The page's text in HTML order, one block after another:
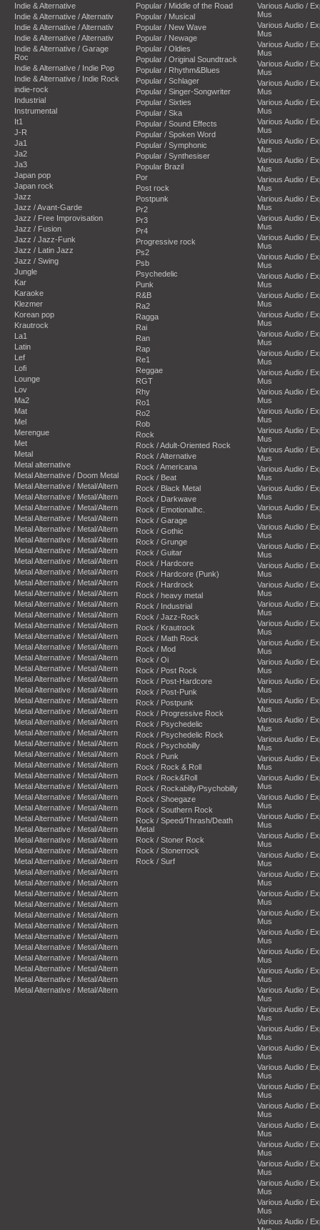
Indie & Alternative
Indie & Alternative / Alternativ
Indie & Alternative / Alternativ
Indie & Alternative / Alternativ
Indie & Alternative / Garage
Roc
Indie & Alternative / Indie Pop
Indie & Alternative / Indie Rock
indie-rock
Industrial
Instrumental
It1
J-R
Ja1
Ja2
Ja3
Japan pop
Japan rock
Jazz
Jazz / Avant-Garde
Jazz / Free Improvisation
Jazz / Fusion
Jazz / Jazz-Funk
Jazz / Latin Jazz
Jazz / Swing
Jungle
Kar
Karaoke
Klezmer
Korean pop
Krautrock
La1
Latin
Lef
Lofi
Lounge
Lov
Ma2
Mat
Mel
Merengue
Met
Metal
Metal alternative
Metal Alternative / Doom Metal
Metal Alternative / Metal/Altern
Metal Alternative / Metal/Altern
Metal Alternative / Metal/Altern
Metal Alternative / Metal/Altern
Metal Alternative / Metal/Altern
Metal Alternative / Metal/Altern
Metal Alternative / Metal/Altern
Metal Alternative / Metal/Altern
Metal Alternative / Metal/Altern
Metal Alternative / Metal/Altern
Metal Alternative / Metal/Altern
Metal Alternative / Metal/Altern
Metal Alternative / Metal/Altern
Metal Alternative / Metal/Altern
Metal Alternative / Metal/Altern
Metal Alternative / Metal/Altern
Metal Alternative / Metal/Altern
Metal Alternative / Metal/Altern
Metal Alternative / Metal/Altern
Metal Alternative / Metal/Altern
Metal Alternative / Metal/Altern
Metal Alternative / Metal/Altern
Metal Alternative / Metal/Altern
Metal Alternative / Metal/Altern
Metal Alternative / Metal/Altern
Metal Alternative / Metal/Altern
Metal Alternative / Metal/Altern
Metal Alternative / Metal/Altern
Metal Alternative / Metal/Altern
Metal Alternative / Metal/Altern
Metal Alternative / Metal/Altern
Metal Alternative / Metal/Altern
Metal Alternative / Metal/Altern
Metal Alternative / Metal/Altern
Metal Alternative / Metal/Altern
Metal Alternative / Metal/Altern
Metal Alternative / Metal/Altern
Metal Alternative / Metal/Altern
Metal Alternative / Metal/Altern
Metal Alternative / Metal/Altern
Metal Alternative / Metal/Altern
Metal Alternative / Metal/Altern
Metal Alternative / Metal/Altern
Metal Alternative / Metal/Altern
Metal Alternative / Metal/Altern
Metal Alternative / Metal/Altern
Metal Alternative / Metal/Altern
Metal Alternative / Metal/Altern
Popular / Middle of the Road
Popular / Musical
Popular / New Wave
Popular / Newage
Popular / Oldies
Popular / Original Soundtrack
Popular / Rhythm&Blues
Popular / Schlager
Popular / Singer-Songwriter
Popular / Sixties
Popular / Ska
Popular / Sound Effects
Popular / Spoken Word
Popular / Symphonic
Popular / Synthesiser
Popular Brazil
Por
Post rock
Postpunk
Pr2
Pr3
Pr4
Progressive rock
Ps2
Psb
Psychedelic
Punk
R&B
Ra2
Ragga
Rai
Ran
Rap
Re1
Reggae
RGT
Rhy
Ro1
Ro2
Rob
Rock
Rock / Adult-Oriented Rock
Rock / Alternative
Rock / Americana
Rock / Beat
Rock / Black Metal
Rock / Darkwave
Rock / Emotionalhc.
Rock / Garage
Rock / Gothic
Rock / Grunge
Rock / Guitar
Rock / Hardcore
Rock / Hardcore (Punk)
Rock / Hardrock
Rock / heavy metal
Rock / Industrial
Rock / Jazz-Rock
Rock / Krautrock
Rock / Math Rock
Rock / Mod
Rock / Oi
Rock / Post Rock
Rock / Post-Hardcore
Rock / Post-Punk
Rock / Postpunk
Rock / Progressive Rock
Rock / Psychedelic
Rock / Psychedelic Rock
Rock / Psychobilly
Rock / Punk
Rock / Rock & Roll
Rock / Rock&Roll
Rock / Rockabilly/Psychobilly
Rock / Shoegaze
Rock / Southern Rock
Rock / Speed/Thrash/Death
Metal
Rock / Stoner Rock
Rock / Stonerrock
Rock / Surf
Various Audio /
Mus
Various Audio /
Mus
Various Audio /
Mus
Various Audio /
Mus
Various Audio /
Mus
Various Audio /
Mus
Various Audio /
Mus
Various Audio /
Mus
Various Audio /
Mus
Various Audio /
Mus
Various Audio /
Mus
Various Audio /
Mus
Various Audio /
Mus
Various Audio /
Mus
Various Audio /
Mus
Various Audio /
Mus
Various Audio /
Mus
Various Audio /
Mus
Various Audio /
Mus
Various Audio /
Mus
Various Audio /
Mus
Various Audio /
Mus
Various Audio /
Mus
Various Audio /
Mus
Various Audio /
Mus
Various Audio /
Mus
Various Audio /
Mus
Various Audio /
Mus
Various Audio /
Mus
Various Audio /
Mus
Various Audio /
Mus
Various Audio /
Mus
Various Audio /
Mus
Various Audio /
Mus
Various Audio /
Mus
Various Audio /
Mus
Various Audio /
Mus
Various Audio /
Mus
Various Audio /
Mus
Various Audio /
Mus
Various Audio /
Mus
Various Audio /
Mus
Various Audio /
Mus
Various Audio /
Mus
Various Audio /
Mus
Various Audio /
Mus
Various Audio /
Mus
Various Audio /
Mus
Various Audio /
Mus
Various Audio /
Mus
Various Audio /
Mus
Various Audio /
Mus
Various Audio /
Mus
Various Audio /
Mus
Various Audio /
Mus
Various Audio /
Mus
Various Audio /
Mus
Various Audio /
Mus
Various Audio /
Mus
Various Audio /
Mus
Various Audio /
Mus
Various Audio /
Mus
Various Audio /
Mus
Various Audio /